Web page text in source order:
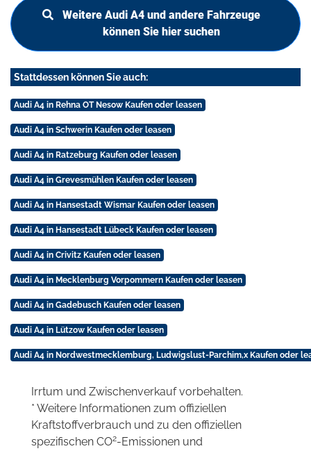
Weitere Audi A4 und andere Fahrzeuge
können Sie hier suchen
Stattdessen können Sie auch:
Audi A4 in Rehna OT Nesow Kaufen oder leasen
Audi A4 in Schwerin Kaufen oder leasen
Audi A4 in Ratzeburg Kaufen oder leasen
Audi A4 in Grevesmühlen Kaufen oder leasen
Audi A4 in Hansestadt Wismar Kaufen oder leasen
Audi A4 in Hansestadt Lübeck Kaufen oder leasen
Audi A4 in Crivitz Kaufen oder leasen
Audi A4 in Mecklenburg Vorpommern Kaufen oder leasen
Audi A4 in Gadebusch Kaufen oder leasen
Audi A4 in Lützow Kaufen oder leasen
Audi A4 in Nordwestmecklemburg, Ludwigslust-Parchim,x Kaufen oder
Irrtum und Zwischenverkauf vorbehalten.
* Weitere Informationen zum offiziellen
Kraftstoffverbrauch und zu den offiziellen
spezifischen CO2-Emissionen und